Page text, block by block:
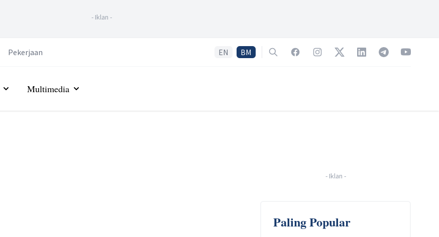
- Iklan -
Pekerjaan EN BM SearchFacebookInstagramTwitterLinkedInTelegramYouTube
Multimedia
- Iklan -
Paling Popular